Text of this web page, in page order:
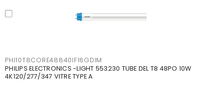
PHI10T8CORE48840IF16GDIM
PHILIPS ELECTRONICS -LIGHT 553230 TUBE DEL T8 48PO 10W
4K120/277/347 VITRE TYPE A